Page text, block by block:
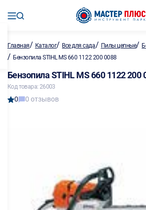
Главная/ Каталог/ Все для сада/ Пилы цепные/
/ Бензопила STIHL MS 660 1122 200 0088
Бензопила STIHL MS 660 1122 200
Код товара: 26003
0 0 отзывов